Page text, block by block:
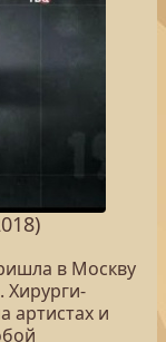
в Москву
Хирурги-
артистах и